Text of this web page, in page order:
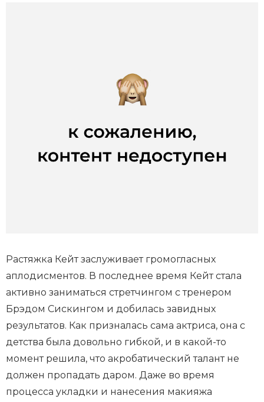
Растяжка Кейт заслуживает громогласных
аплодисментов. В последнее время Кейт стала
активно заниматься стретчингом с тренером
Брэдом Сискингом и добилась завидных
результатов. Как призналась сама актриса, она с
детства была довольно гибкой, и в какой-то
момент решила, что акробатический талант не
должен пропадать даром. Даже во время
процесса укладки и нанесения макияжа